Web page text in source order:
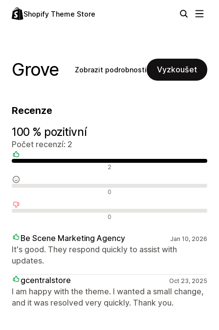
Shopify Theme Store
Grove Zobrazit podrobnosti Vyzkoušet
Recenze
100 % pozitivní
Počet recenzí: 2
2
0
0
Be Scene Marketing Agency Jan 10, 2026
It's good. They respond quickly to assist with
updates.
gcentralstore
Oct 23, 2025
I am happy with the theme. I wanted a small change,
and it was resolved very quickly. Thank you.